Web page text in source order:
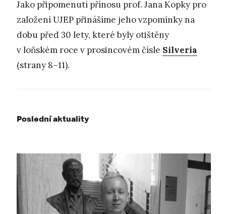
Jako připomenutí přínosu prof. Jana Kopky pro
založení UJEP přinášíme jeho vzpomínky na
dobu před 30 lety, které byly otištěny
v loňském roce v prosincovém čísle Silveria
(strany 8–11).
Poslední aktuality